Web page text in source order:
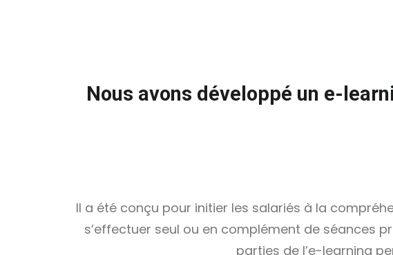
Nous avons développé un e-
Il a été conçu pour initier les salariés à la
s’effectuer seul ou en complément de séances
parties de l’e-learning